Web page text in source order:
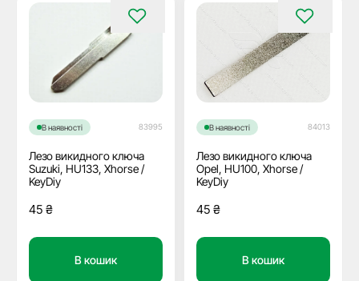
В наявності 83995
Лезо викидного ключа
Suzuki, HU133, Xhorse /
KeyDiy
45 ₴
В кошик
В наявності 84013
Лезо викидного ключа
Opel, HU100, Xhorse /
KeyDiy
45 ₴
В кошик